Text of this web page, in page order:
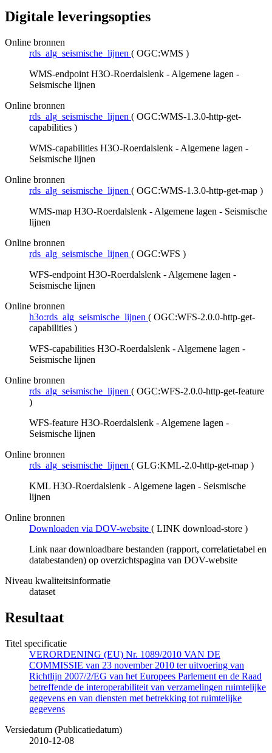
Digitale leveringsopties
Online bronnen
rds_alg_seismische_lijnen ( OGC:WMS )
WMS-endpoint H3O-Roerdalslenk - Algemene lagen -
Seismische lijnen
Online bronnen
rds_alg_seismische_lijnen ( OGC:WMS-1.3.0-http-get-
capabilities )
WMS-capabilities H3O-Roerdalslenk - Algemene lagen -
Seismische lijnen
Online bronnen
rds_alg_seismische_lijnen ( OGC:WMS-1.3.0-http-get-map )
WMS-map H3O-Roerdalslenk - Algemene lagen - Seismische
lijnen
Online bronnen
rds_alg_seismische_lijnen ( OGC:WFS )
WFS-endpoint H3O-Roerdalslenk - Algemene lagen -
Seismische lijnen
Online bronnen
h3o:rds_alg_seismische_lijnen ( OGC:WFS-2.0.0-http-get-
capabilities )
WFS-capabilities H3O-Roerdalslenk - Algemene lagen -
Seismische lijnen
Online bronnen
rds_alg_seismische_lijnen ( OGC:WFS-2.0.0-http-get-feature
)
WFS-feature H3O-Roerdalslenk - Algemene lagen -
Seismische lijnen
Online bronnen
rds_alg_seismische_lijnen ( GLG:KML-2.0-http-get-map )
KML H3O-Roerdalslenk - Algemene lagen - Seismische
lijnen
Online bronnen
Downloaden via DOV-website ( LINK download-store )
Link naar downloadbare bestanden (rapport, correlatietabel en
databestanden) op overzichtspagina van DOV-website
Niveau kwaliteitsinformatie
dataset
Resultaat
Titel specificatie
VERORDENING (EU) Nr. 1089/2010 VAN DE
COMMISSIE van 23 november 2010 ter uitvoering van
Richtlijn 2007/2/EG van het Europees Parlement en de Raad
betreffende de interoperabiliteit van verzamelingen ruimtelijke
gegevens en van diensten met betrekking tot ruimtelijke
gegevens
Versiedatum (Publicatiedatum)
2010-12-08